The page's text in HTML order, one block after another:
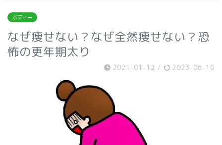
ボディー
なぜ痩せない？なぜ全然痩せない？恐
怖の更年期太り
2021-01-12 / 2023-06-10